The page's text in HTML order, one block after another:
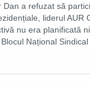
a refuzat să
liderul AUR
nu era planificată
Național